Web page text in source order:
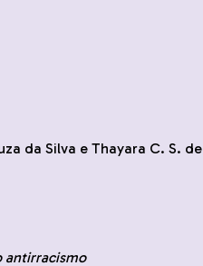
da Silva e Thayara C. S. de
antirracismo